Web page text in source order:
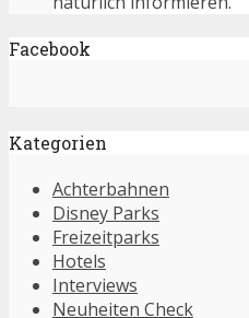
Facebook
Kategorien
Achterbahnen
Disney Parks
Freizeitparks
Hotels
Interviews
Neuheiten Check